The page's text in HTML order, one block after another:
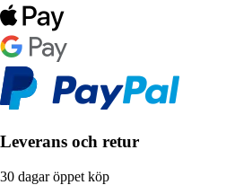
Leverans och retur
30 dagar öppet köp